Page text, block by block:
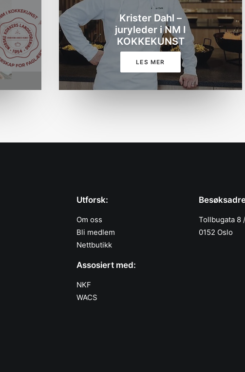
Krister Dahl –
juryleder i NM I
KOKKEKUNST
LES MER
Utforsk:
Om oss
Bli medlem
Nettbutikk
Assosiert med:
NKF
WACS
Tollbugata 8
0152 Oslo